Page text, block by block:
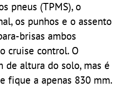
pneus (TPMS), o
os punhos e o assento
brisas ambos
cruise control. O
de altura do solo, mas é
fique a apenas 830 mm.